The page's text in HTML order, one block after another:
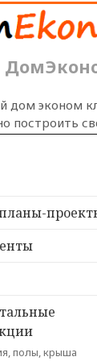
дом эконом
построить
полы, крыша